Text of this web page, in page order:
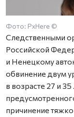
Фото: PxHere ©
Следственными
Российской
и Ненецкому
обвинение двум
в возрасте 27 и
причинение